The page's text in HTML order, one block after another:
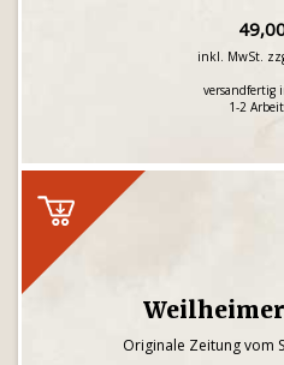
inkl. MwSt.
versandfertig
1-2
Originale Zeitung vom